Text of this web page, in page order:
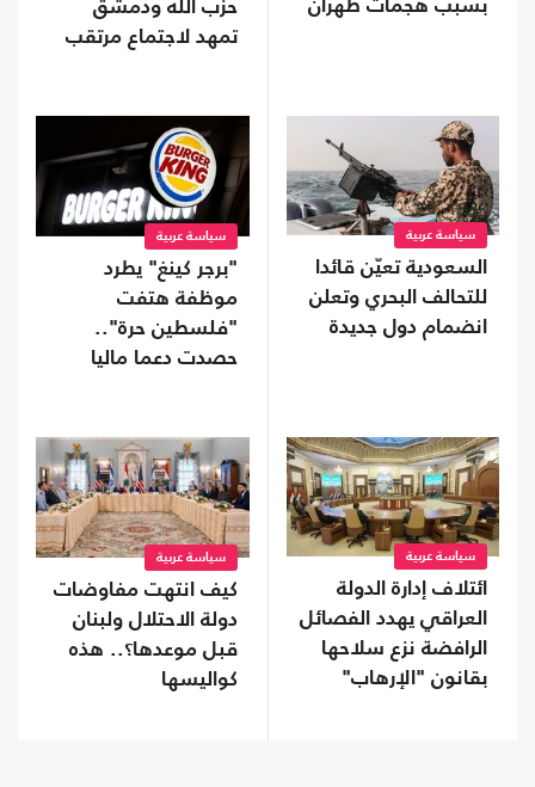
بسبب هجمات طهران
حزب الله ودمشق
تمهد لاجتماع مرتقب
سياسة عربية
السعودية تعيّن قائدا
للتحالف البحري وتعلن
انضمام دول جديدة
سياسة عربية
"برجر كينغ" يطرد
موظفة هتفت
"فلسطين حرة"..
حصدت دعما ماليا
سياسة عربية
ائتلاف إدارة الدولة
العراقي يهدد الفصائل
الرافضة نزع سلاحها
بقانون "الإرهاب"
سياسة عربية
كيف انتهت مفاوضات
دولة الاحتلال ولبنان
قبل موعدها؟.. هذه
كواليسها